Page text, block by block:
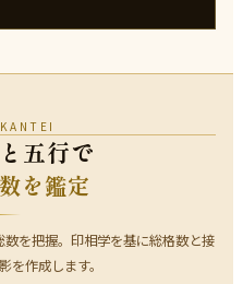
五行で
を鑑定
を把握。印相学を基に総格数と接
を作成します。